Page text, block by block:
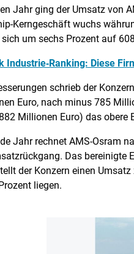
Jahr ging der Umsatz von
Kerngeschäft wuchs
sich um sechs Prozent auf
Industrie‑Ranking: Diese
schrieb der
Euro, nach minus 785
Millionen Euro) das obere
Jahr rechnet AMS-Osram
Das bereinigte
der Konzern einen
liegen.